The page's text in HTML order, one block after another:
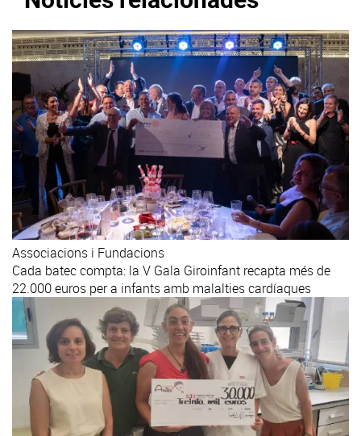
Associacions i Fundacions
Cada batec compta: la V Gala Giroinfant recapta més de
22.000 euros per a infants amb malalties cardíaques